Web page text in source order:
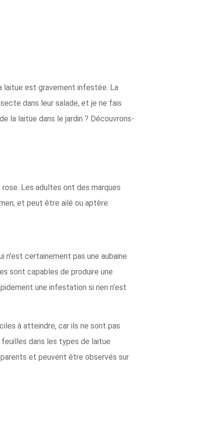
laitue est gravement infestée. La
dans leur salade, et je ne fais
la laitue dans le jardin ? Découvrons-
Les adultes ont des marques
et peut être ailé ou aptère.
n'est certainement pas une aubaine
sont capables de produire une
une infestation si rien n'est
à atteindre, car ils ne sont pas
dans les types de laitue
et peuvent être observés sur